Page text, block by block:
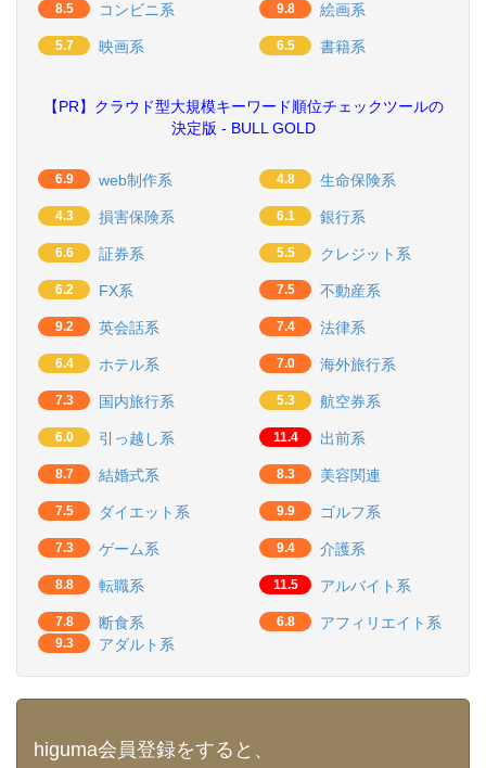
8.5 コンビニ系 9.8 絵画系
5.7 映画系 6.5 書籍系
【PR】クラウド型大規模キーワード順位チェックツールの
決定版 - BULL GOLD
6.9 web制作系 4.8 生命保険系
4.3 損害保険系 6.1 銀行系
6.6 証券系 5.5 クレジット系
6.2 FX系 7.5 不動産系
9.2 英会話系 7.4 法律系
6.4 ホテル系 7.0 海外旅行系
7.3 国内旅行系 5.3 航空券系
6.0 引っ越し系 11.4 出前系
8.7 結婚式系 8.3 美容関連
7.5 ダイエット系 9.9 ゴルフ系
7.3 ゲーム系 9.4 介護系
8.8 転職系 11.5 アルバイト系
7.8 断食系 6.8 アフィリエイト系
9.3 アダルト系
higuma会員登録をすると、